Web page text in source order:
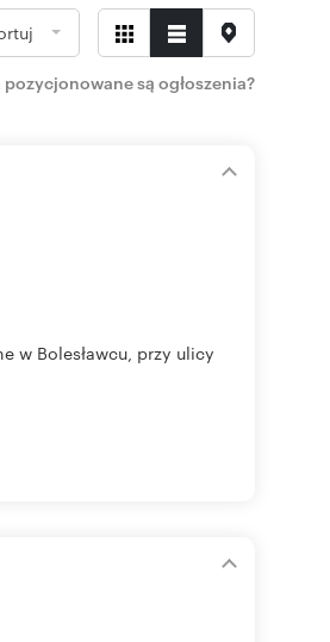
pozycjonowane są ogłoszenia?
w Bolesławcu, przy ulicy